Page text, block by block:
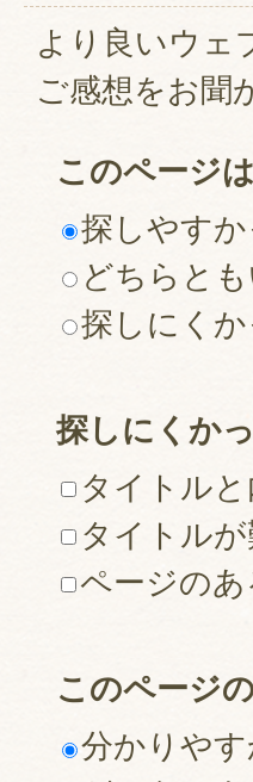
より良いウェ
ご感想をお聞
このページ
探しやすか
どちらと
探しにくか
探しにくか
タイトル
タイトル
ページの
このページ
分かりや